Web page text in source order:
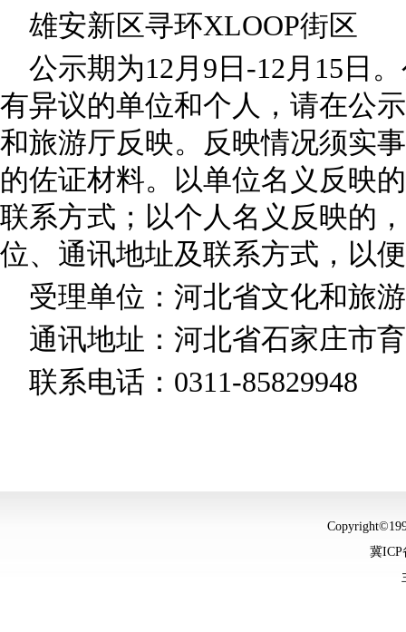
雄安新区寻环XLOOP街区
公示期为12月9日-12月15日
有异议的单位和个人，请在公
和旅游厅反映。反映情况须实
的佐证材料。以单位名义反映
联系方式；以个人名义反映的
位、通讯地址及联系方式，以
受理单位：河北省文化和旅
通讯地址：河北省石家庄市
联系电话：0311-85829948
冀ICP